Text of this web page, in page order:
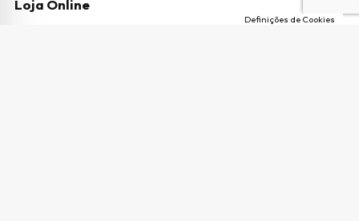
Loja Online
Definições de Cookies